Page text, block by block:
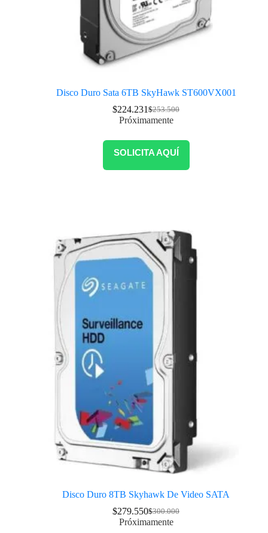
Disco Duro Sata 6TB SkyHawk ST600VX001
$253.500
$224.231
Próximamente
SOLICITA AQUÍ
Disco Duro 8TB Skyhawk De Video SATA
$300.000
$279.550
Próximamente